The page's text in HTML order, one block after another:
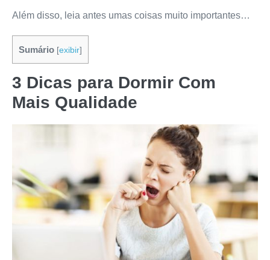
Além disso, leia antes umas coisas muito importantes…
Sumário [exibir]
3 Dicas para Dormir Com
Mais Qualidade